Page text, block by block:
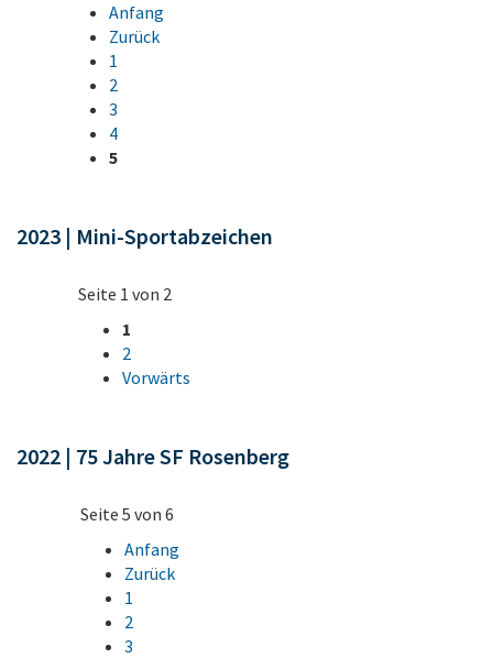
Anfang
Zurück
1
2
3
4
5
2023 | Mini-Sportabzeichen
Seite 1 von 2
1
2
Vorwärts
2022 | 75 Jahre SF Rosenberg
Seite 5 von 6
Anfang
Zurück
1
2
3